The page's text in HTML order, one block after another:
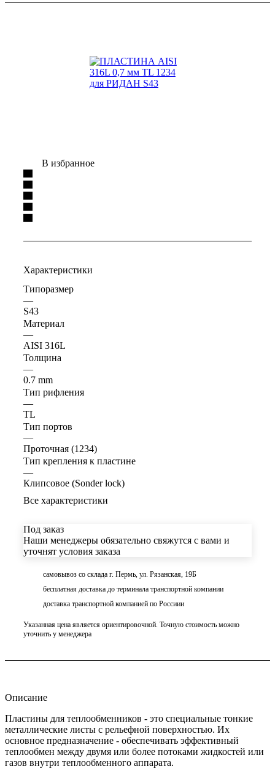
В избранное
Характеристики
Типоразмер
—
S43
Материал
—
AISI 316L
Толщина
—
0.7 mm
Тип рифления
—
ТL
Тип портов
—
Проточная (1234)
Тип крепления к пластине
—
Клипсовое (Sonder lock)
Все характеристики
Под заказ
Наши менеджеры обязательно свяжутся с вами и
уточнят условия заказа
самовывоз со склада г. Пермь, ул. Рязанская, 19Б
бесплатная доставка до терминала транспортной компании
доставка транспортной компанией по Россиии
Указанная цена является ориентировочной. Точную стоимость можно
уточнить у менеджера
Описание
Пластины для теплообменников - это специальные тонкие
металлические листы с рельефной поверхностью. Их
основное предназначение - обеспечивать эффективный
теплообмен между двумя или более потоками жидкостей или
газов внутри теплообменного аппарата.